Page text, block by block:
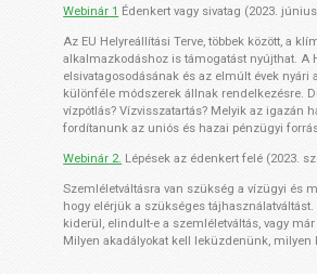
Webinár 1 Édenkert vagy sivatag (2023.
Az EU Helyreállítási Terve, többek között, a
alkalmazkodáshoz is támogatást nyújthat. A
elsivatagosodásának és az elmúlt évek nyári
különféle módszerek állnak rendelkezésre.
vízpótlás? Vízvisszatartás? Melyik az igazán
fordítanunk az uniós és hazai pénzügyi
Webinár 2. Lépések az édenkert felé (2023.
Szemléletváltásra van szükség a vízügyi és
hogy elérjük a szükséges
kiderül, elindult-e a szemléletváltás, vagy
Milyen akadályokat kell leküzdenünk, milyen